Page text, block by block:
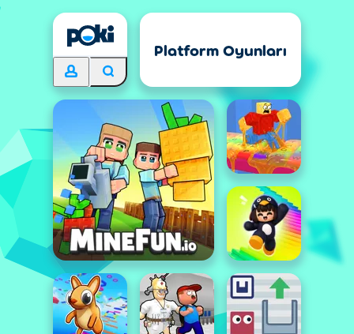
Platform Oyunları